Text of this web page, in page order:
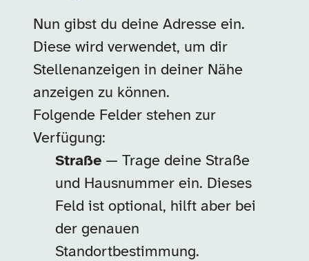
Nun gibst du deine Adresse ein.
Diese wird verwendet, um dir
Stellenanzeigen in deiner Nähe
anzeigen zu können.
Folgende Felder stehen zur
Verfügung:
Straße — Trage deine Straße
und Hausnummer ein. Dieses
Feld ist optional, hilft aber bei
der genauen
Standortbestimmung.